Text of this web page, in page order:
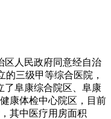
区人民政府同意经自治
的三级甲等综合医院，
了阜康综合院区、阜康
康体检中心院区，目前
其中医疗用房面积